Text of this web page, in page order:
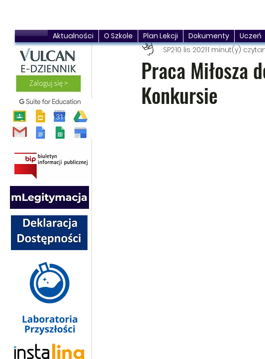
Praca Miłosza
Konkursie
SP210 lis 20211 minut(y)
Aktualności O Szkole Plan Lekcji Dokumenty Uczeń